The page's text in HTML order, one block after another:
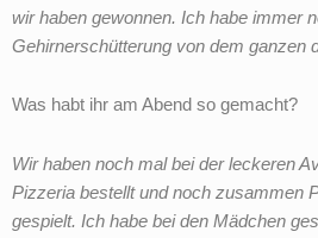
wir haben gewonnen. Ich habe immer
Gehirnerschütterung von dem ganzen
Was habt ihr am Abend so gemacht?
Wir haben noch mal bei der leckeren
Pizzeria bestellt und noch zusammen
gespielt. Ich habe bei den Mädchen